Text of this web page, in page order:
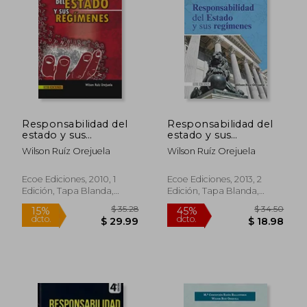
dcto. $ 39.99 dcto.
Responsabilidad del
estado y sus
regímenes
Wilson Ruíz Orejuela
Ecoe Ediciones, 2010, 1
Edición, Tapa Blanda,
Nuevo
Responsabilidad del
estado y sus
regímenes
Wilson Ruíz Orejuela
Ecoe Ediciones, 2013, 2
Edición, Tapa Blanda,
Nuevo